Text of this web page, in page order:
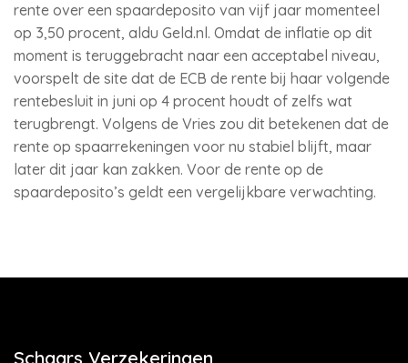
rente over een spaardeposito van vijf jaar momenteel
op 3,50 procent, aldu Geld.nl. Omdat de inflatie op dit
moment is teruggebracht naar een acceptabel niveau,
voorspelt de site dat de ECB de rente bij haar volgende
rentebesluit in juni op 4 procent houdt of zelfs wat
terugbrengt. Volgens de Vries zou dit betekenen dat de
rente op spaarrekeningen voor nu stabiel blijft, maar
later dit jaar kan zakken. Voor de rente op de
spaardeposito’s geldt een vergelijkbare verwachting.
Schaars Verzekeringen